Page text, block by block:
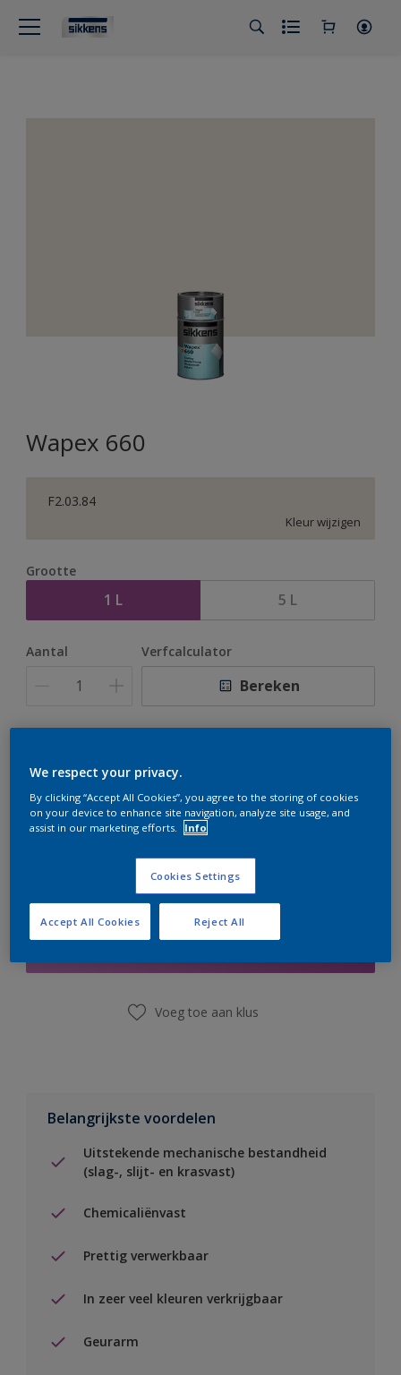
Wapex 660
F2.03.84
Kleur wijzigen
Grootte
1 L 5 L
Aantal Verfcalculator
Bereken
te bestellen. Houd de website in de gaten, we werken
Boodschappenlijst
Voeg toe aan klus
Belangrijkste voordelen
Uitstekende mechanische bestandheid
(slag-, slijt- en krasvast)
Chemicaliënvast
Prettig verwerkbaar
In zeer veel kleuren verkrijgbaar
Geurarm
We respect your privacy.
By clicking “Accept All Cookies”, you agree to the storing of cookies
on your device to enhance site navigation, analyze site usage, and
assist in our marketing efforts.
Info
Cookies Settings
Reject All
Accept All Cookies